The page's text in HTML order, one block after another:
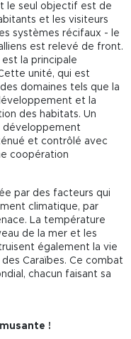
le seul objectif est de
et les visiteurs
systèmes récifaux - le
est relevé de front.
la principale
unité, qui est
domaines tels que la
et la
des habitats. Un
développement
et contrôlé avec
coopération
par des facteurs qui
climatique, par
La température
de la mer et les
également la vie
Caraïbes. Ce combat
chacun faisant sa
!